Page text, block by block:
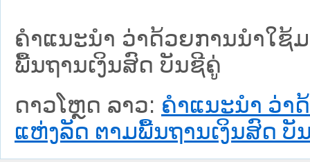
ຄຳແນະນຳ ວ່າດ້ວຍການນຳໃຊ້
ພື້ນຖານເງິນສົດ ບັນຊີຄູ່
ດາວໂຫຼດ ລາວ: ຄຳແນະນຳ ວ່າ
ແຫ່ງລັດ ຕາມພື້ນຖານເງິນສົດ ບັ